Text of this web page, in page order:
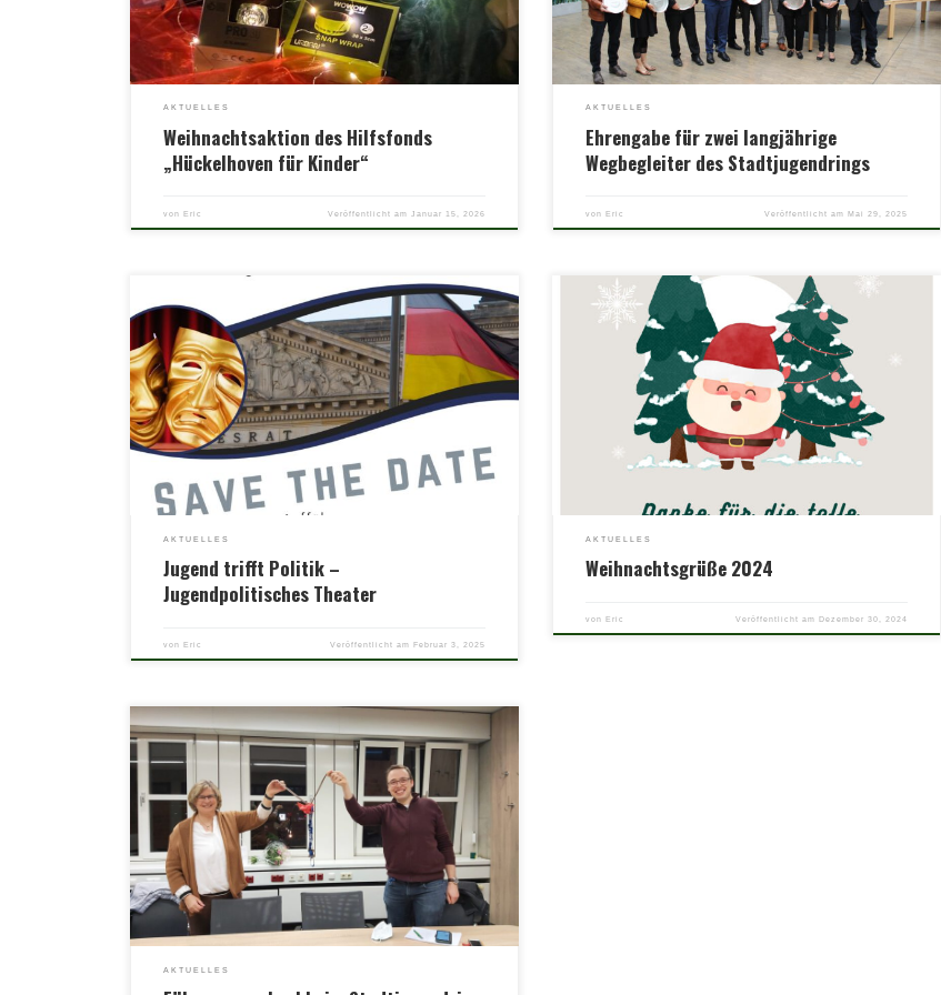
sowie in den Aufnahmeeinrichtungen für geflüchtete
Menschen, […]
AKTUELLES
Weihnachtsaktion des Hilfsfonds
„Hückelhoven für Kinder“
von Eric Veröffentlicht amJanuar 15, 2026
Engagement im Technischen Hilfswerk (THW) OV
Hückelhoven geehrt. Als […]
AKTUELLES
Ehrengabe für zwei langjährige
Wegbegleiter des Stadtjugendrings
von Eric Veröffentlicht amMai 29, 2025
Bundestagswahlen 2025 und wir sind aktiv
dabei!Jugendpolitsches Theater von A bis Z!!!Wir haben das
Skript selber geschrieben, gestalten das Bühnenbild selber
und Proben intensiv für die Vorführung!Sei auch du dabei!
Komm einfach mal am 16.2. rum.
AKTUELLES
Jugend trifft Politik –
Jugendpolitisches Theater
von Eric Veröffentlicht amFebruar 3, 2025
Wir möchten euch von Herzen frohe Weihnachten und ein
glückliches neues Jahr wünschen! 🎄✨ Dieses Jahr war voller
Herausforderungen und Erfolge, und wir sind dankbar für
eure unermüdliche Unterstützung und euer Engagement.
Gemeinsam haben wir viel erreicht und freuen uns darauf,
auch im kommenden Jahr mit euch zusammenzuarbeiten.
Möge die […]
AKTUELLES
Weihnachtsgrüße 2024
von Eric Veröffentlicht amDezember 30, 2024
Nach 18 Jahren als Vorsitzende des Stadtjugendrings
Hückelhoven e.V. gibt Beate Franz ihren Vorsitz ab und
verabschiedet sich in den Ruhestand. Die Aufgaben des
Stadtjugendrings hat sie sehr gerne übernommen und für
Kinder und Jugendliche in Hückelhoven einiges bewegt.
Besondere Highlights waren zahlreiche Ausflüge, z. B. zur
Schlittschuhdisco, viele Projekte […]
AKTUELLES